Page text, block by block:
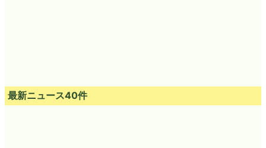
最新ニュース40件